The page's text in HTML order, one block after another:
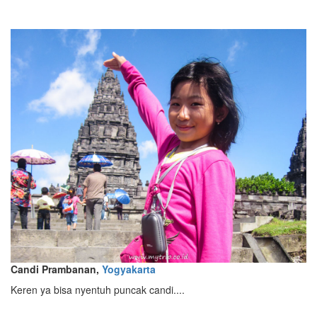
Candi Prambanan, Yogyakarta
Keren ya bisa nyentuh puncak candi....